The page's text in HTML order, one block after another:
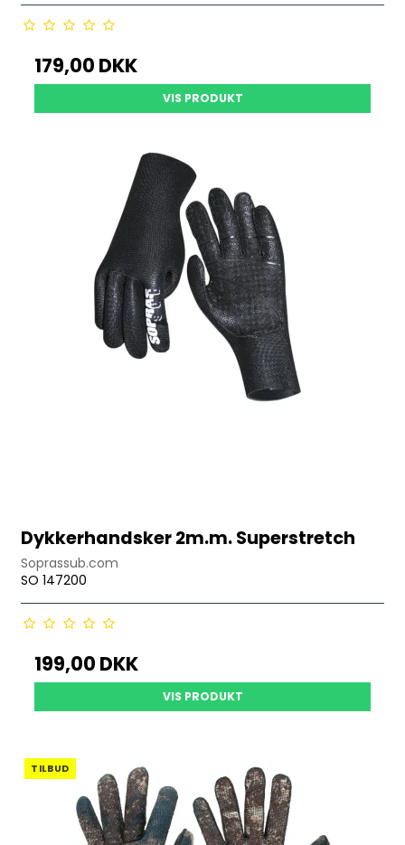
179,00 DKK
VIS PRODUKT
Dykkerhandsker 2m.m. Superstretch
Soprassub.com
SO 147200
199,00 DKK
VIS PRODUKT
TILBUD